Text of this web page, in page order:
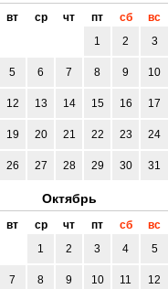
вт ср чт пт сб
вс
1
2 3
5 6 7 8 9 10
12 13 14 15 16 17
19 20 21 22 23 24
26 27 28 29 30 31
Октябрь
вт ср чт пт сб
вс
1
2 3 4 5
7 8 9 10 11 12